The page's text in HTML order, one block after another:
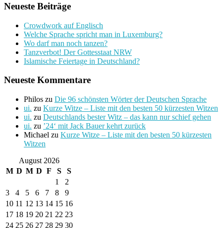
Neueste Beiträge
Crowdwork auf Englisch
Welche Sprache spricht man in Luxemburg?
Wo darf man noch tanzen?
Tanzverbot! Der Gottesstaat NRW
Islamische Feiertage in Deutschland?
Neueste Kommentare
Philos zu Die 96 schönsten Wörter der Deutschen Sprache
ui. zu Kurze Witze – Liste mit den besten 50 kürzesten Witzen
ui. zu Deutschlands bester Witz – das kann nur schief gehen
ui. zu ’24‘ mit Jack Bauer kehrt zurück
Michael zu Kurze Witze – Liste mit den besten 50 kürzesten
Witzen
August 2026
M D M D F S
S
1
2
3
4 5 6 7 8
9
10 11 12 13 14 15 16
17 18 19 20 21 22 23
24 25 26 27 28 29 30